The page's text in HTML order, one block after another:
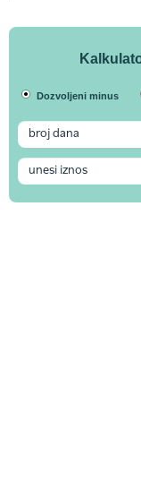
Dozvoljeni minus